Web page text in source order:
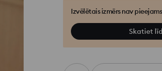
Izvēlētais izmērs nav pieejams
Skatiet